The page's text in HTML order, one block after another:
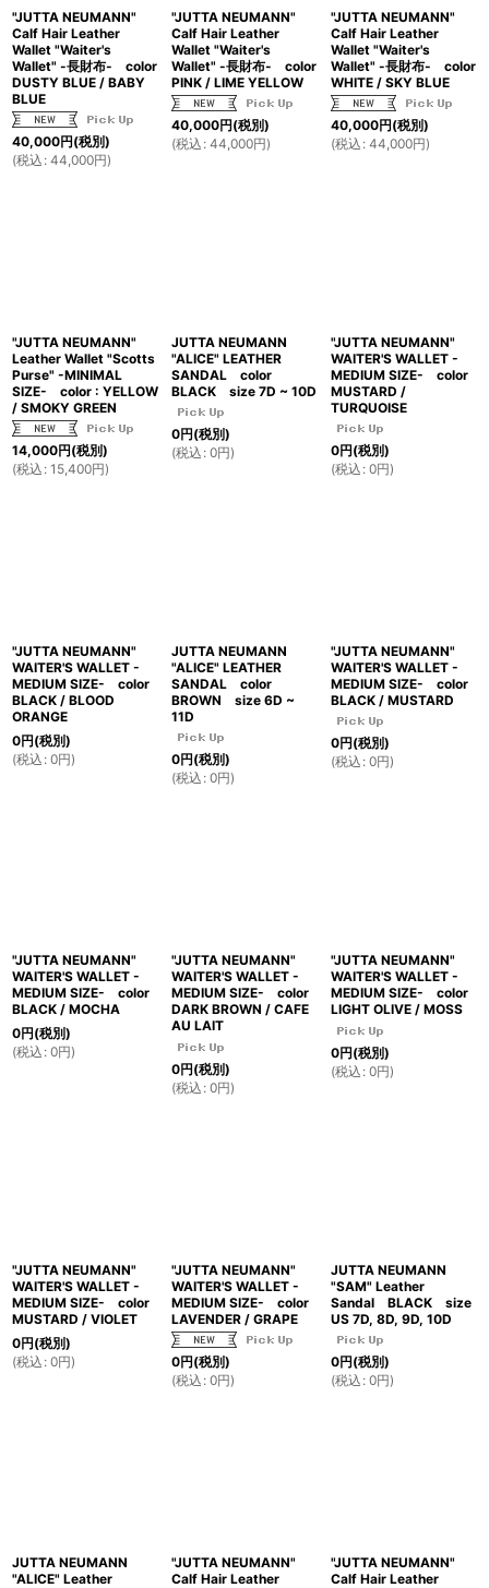
"JUTTA NEUMANN"
Calf Hair Leather
Wallet "Waiter's
Wallet" -長財布- color
DUSTY BLUE / BABY
BLUE
40,000円(税別)
(税込 : 44,000円)
"JUTTA NEUMANN"
Calf Hair Leather
Wallet "Waiter's
Wallet" -長財布- color
PINK / LIME YELLOW
40,000円(税別)
(税込 : 44,000円)
"JUTTA NEUMANN"
Calf Hair Leather
Wallet "Waiter's
Wallet" -長財布- color
WHITE / SKY BLUE
40,000円(税別)
(税込 : 44,000円)
"JUTTA NEUMANN"
Leather Wallet "Scotts
Purse" -MINIMAL
SIZE- color : YELLOW
/ SMOKY GREEN
14,000円(税別)
(税込 : 15,400円)
JUTTA NEUMANN
"ALICE" LEATHER
SANDAL color
BLACK size 7D ~ 10D
0円(税別)
(税込 : 0円)
"JUTTA NEUMANN"
WAITER'S WALLET -
MEDIUM SIZE- color
MUSTARD /
TURQUOISE
0円(税別)
(税込 : 0円)
"JUTTA NEUMANN"
WAITER'S WALLET -
MEDIUM SIZE- color
BLACK / BLOOD
ORANGE
0円(税別)
(税込 : 0円)
JUTTA NEUMANN
"ALICE" LEATHER
SANDAL color
BROWN size 6D ~
11D
0円(税別)
(税込 : 0円)
"JUTTA NEUMANN"
WAITER'S WALLET -
MEDIUM SIZE- color
BLACK / MUSTARD
0円(税別)
(税込 : 0円)
"JUTTA NEUMANN"
WAITER'S WALLET -
MEDIUM SIZE- color
BLACK / MOCHA
0円(税別)
(税込 : 0円)
"JUTTA NEUMANN"
WAITER'S WALLET -
MEDIUM SIZE- color
DARK BROWN / CAFE
AU LAIT
0円(税別)
(税込 : 0円)
"JUTTA NEUMANN"
WAITER'S WALLET -
MEDIUM SIZE- color
LIGHT OLIVE / MOSS
0円(税別)
(税込 : 0円)
"JUTTA NEUMANN"
WAITER'S WALLET -
MEDIUM SIZE- color
MUSTARD / VIOLET
0円(税別)
(税込 : 0円)
"JUTTA NEUMANN"
WAITER'S WALLET -
MEDIUM SIZE- color
LAVENDER / GRAPE
0円(税別)
(税込 : 0円)
JUTTA NEUMANN
"SAM" Leather
Sandal BLACK size
US 7D, 8D, 9D, 10D
0円(税別)
(税込 : 0円)
JUTTA NEUMANN
"ALICE" Leather
"JUTTA NEUMANN"
Calf Hair Leather
"JUTTA NEUMANN"
Calf Hair Leather